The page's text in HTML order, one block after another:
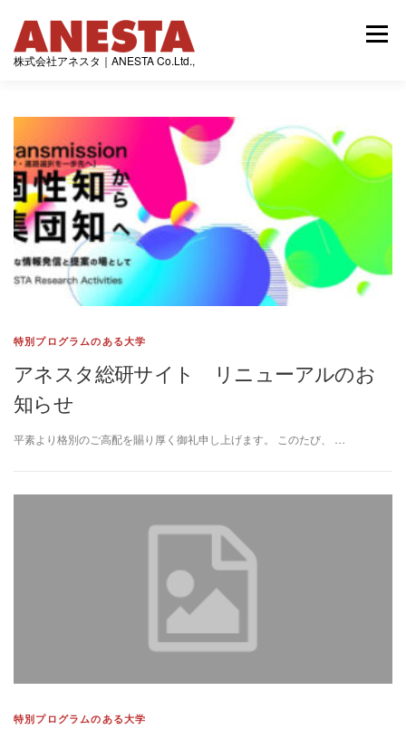
株式会社アネスタ｜ANESTA Co.Ltd.,
メニュー
トップページ 最新情報 アネスタの発行誌
制作実績 会社情報
特別プログラムのある大学
アネスタ総研サイト リニューアルのお
知らせ
平素より格別のご高配を賜り厚く御礼申し上げます。 このたび、 …
特別プログラムのある大学